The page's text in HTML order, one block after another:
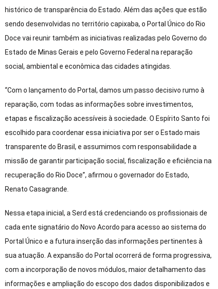
histórico de transparência do Estado. Além das ações que estão
sendo desenvolvidas no território capixaba, o Portal Único do Rio
Doce vai reunir também as iniciativas realizadas pelo Governo do
Estado de Minas Gerais e pelo Governo Federal na reparação
social, ambiental e econômica das cidades atingidas.
“Com o lançamento do Portal, damos um passo decisivo rumo à
reparação, com todas as informações sobre investimentos,
etapas e fiscalização acessíveis à sociedade. O Espírito Santo foi
escolhido para coordenar essa iniciativa por ser o Estado mais
transparente do Brasil, e assumimos com responsabilidade a
missão de garantir participação social, fiscalização e eficiência na
recuperação do Rio Doce”, afirmou o governador do Estado,
Renato Casagrande.
Nessa etapa inicial, a Serd está credenciando os profissionais de
cada ente signatário do Novo Acordo para acesso ao sistema do
Portal Único e a futura inserção das informações pertinentes à
sua atuação. A expansão do Portal ocorrerá de forma progressiva,
com a incorporação de novos módulos, maior detalhamento das
informações e ampliação do escopo dos dados disponibilizados e